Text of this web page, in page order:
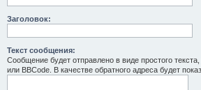
Заголовок:
Текст сообщения:
Сообщение будет отправлено в виде простого
или BBCode. В качестве обратного адреса будет